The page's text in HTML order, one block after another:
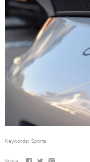
Keywords: Sports